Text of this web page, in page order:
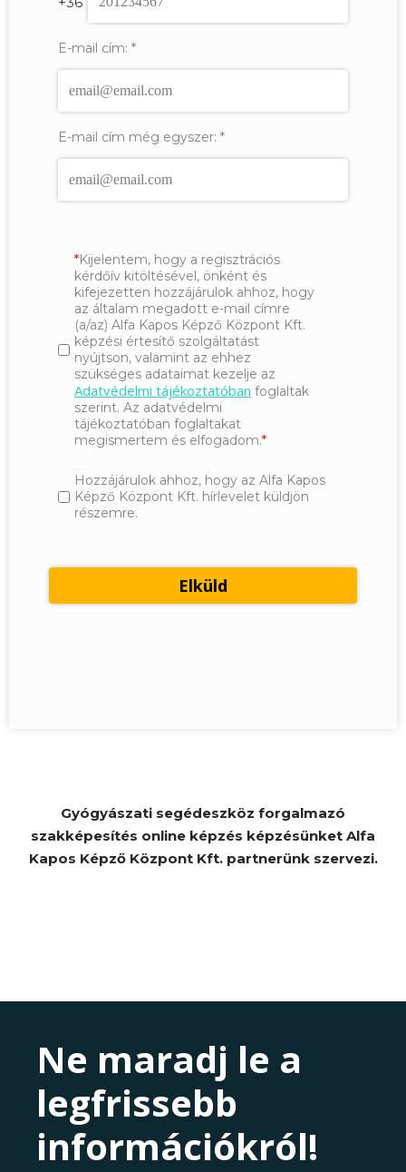
E-mail cím: *
E-mail cím még egyszer: *
Kijelentem, hogy a regisztrációs
kérdőív kitöltésével, önként és
kifejezetten hozzájárulok ahhoz, hogy
az általam megadott e-mail címre
(a/az) Alfa Kapos Képző Központ Kft.
képzési értesítő szolgáltatást
nyújtson, valamint az ehhez
szükséges adataimat kezelje az
Adatvédelmi tájékoztatóban foglaltak
szerint. Az adatvédelmi
tájékoztatóban foglaltakat
megismertem és elfogadom.
Hozzájárulok ahhoz, hogy az Alfa Kapos
Képző Központ Kft. hírlevelet küldjön
részemre.
Gyógyászati segédeszköz forgalmazó
szakképesítés online képzés képzésünket Alfa
Kapos Képző Központ Kft. partnerünk szervezi.
Ne maradj le a
legfrissebb
információkról!